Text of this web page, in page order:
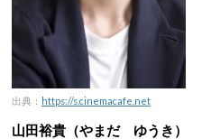
出典： https://s.cinemacafe.net
山田裕貴（やまだ ゆうき）